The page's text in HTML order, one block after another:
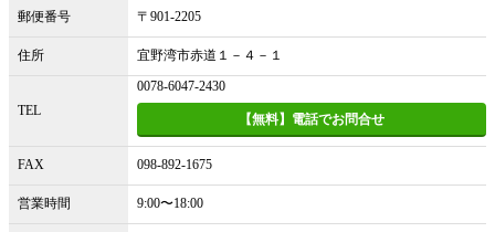
郵便番号 〒901-2205
住所 宜野湾市赤道１－４－１
TEL
0078-6047-2430
【無料】電話でお問合せ
FAX 098-892-1675
営業時間 9:00〜18:00